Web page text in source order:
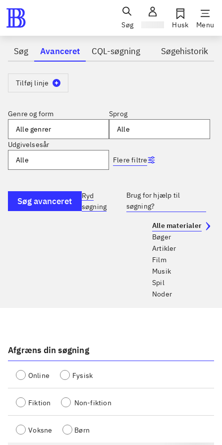
Søg Husk Menu
Alle materialer
Bøger
Artikler
Film
Musik
Spil
Noder
Søg Avanceret CQL-søgning Søgehistorik
Tilføj linje
Genre og form
Alle genrer
Sprog
Alle
Udgivelsesår
Alle
Flere filtre
Søg avanceret
Ryd
søgning
Brug for hjælp til
søgning?
Afgræns din søgning
Online Fysisk
Fiktion Non-fiktion
Voksne Børn